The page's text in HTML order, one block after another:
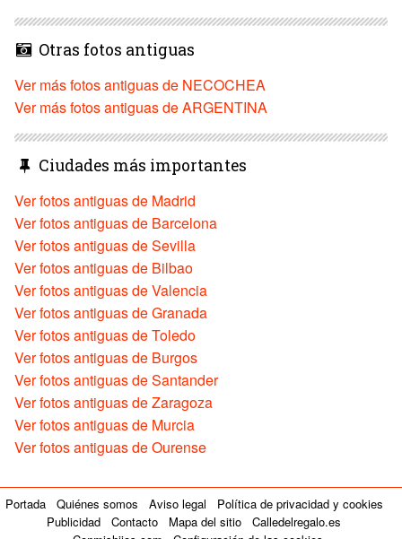
Otras fotos antiguas
Ver más fotos antiguas de NECOCHEA
Ver más fotos antiguas de ARGENTINA
Ciudades más importantes
Ver fotos antiguas de Madrid
Ver fotos antiguas de Barcelona
Ver fotos antiguas de Sevilla
Ver fotos antiguas de Bilbao
Ver fotos antiguas de Valencia
Ver fotos antiguas de Granada
Ver fotos antiguas de Toledo
Ver fotos antiguas de Burgos
Ver fotos antiguas de Santander
Ver fotos antiguas de Zaragoza
Ver fotos antiguas de Murcia
Ver fotos antiguas de Ourense
Portada Quiénes somos Aviso legal
Política de privacidad y cookies
Publicidad
Contacto Mapa del sitio
Calledelregalo.es